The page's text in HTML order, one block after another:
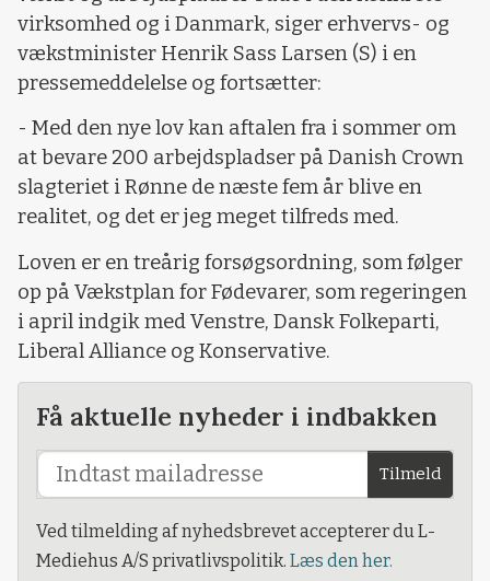
virksomhed og i Danmark, siger erhvervs- og
vækstminister Henrik Sass Larsen (S) i en
pressemeddelelse og fortsætter:
- Med den nye lov kan aftalen fra i sommer om
at bevare 200 arbejdspladser på Danish Crown
slagteriet i Rønne de næste fem år blive en
realitet, og det er jeg meget tilfreds med.
Loven er en treårig forsøgsordning, som følger
op på Vækstplan for Fødevarer, som regeringen
i april indgik med Venstre, Dansk Folkeparti,
Liberal Alliance og Konservative.
Få aktuelle nyheder i indbakken
Tilmeld
Ved tilmelding af nyhedsbrevet accepterer du L-
Mediehus A/S privatlivspolitik. Læs den her.